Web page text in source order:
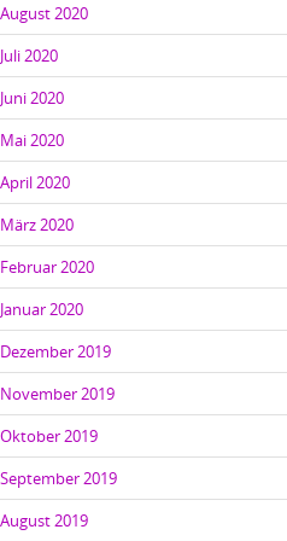
August 2020
Juli 2020
Juni 2020
Mai 2020
April 2020
März 2020
Februar 2020
Januar 2020
Dezember 2019
November 2019
Oktober 2019
September 2019
August 2019